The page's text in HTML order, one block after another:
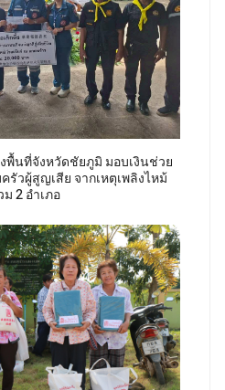
พื้นที่จังหวัดชัยภูมิ มอบเงินช่วย
วผู้สูญเสีย จากเหตุเพลิงไหม้
2 อำเภอ